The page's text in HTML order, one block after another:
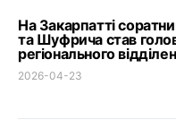
На Закарпатті
та Шуфрича став
регіонального
2026-04-23